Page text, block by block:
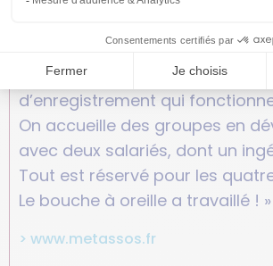
», précise Pierre-Michel
coordinateur de l’association.
Sans oublier la gestion de
d’enregistrement qui
On accueille des groupes en
avec deux salariés, dont un
Tout est réservé pour les
Le bouche à oreille a travaillé ! »
> www.metassos.fr